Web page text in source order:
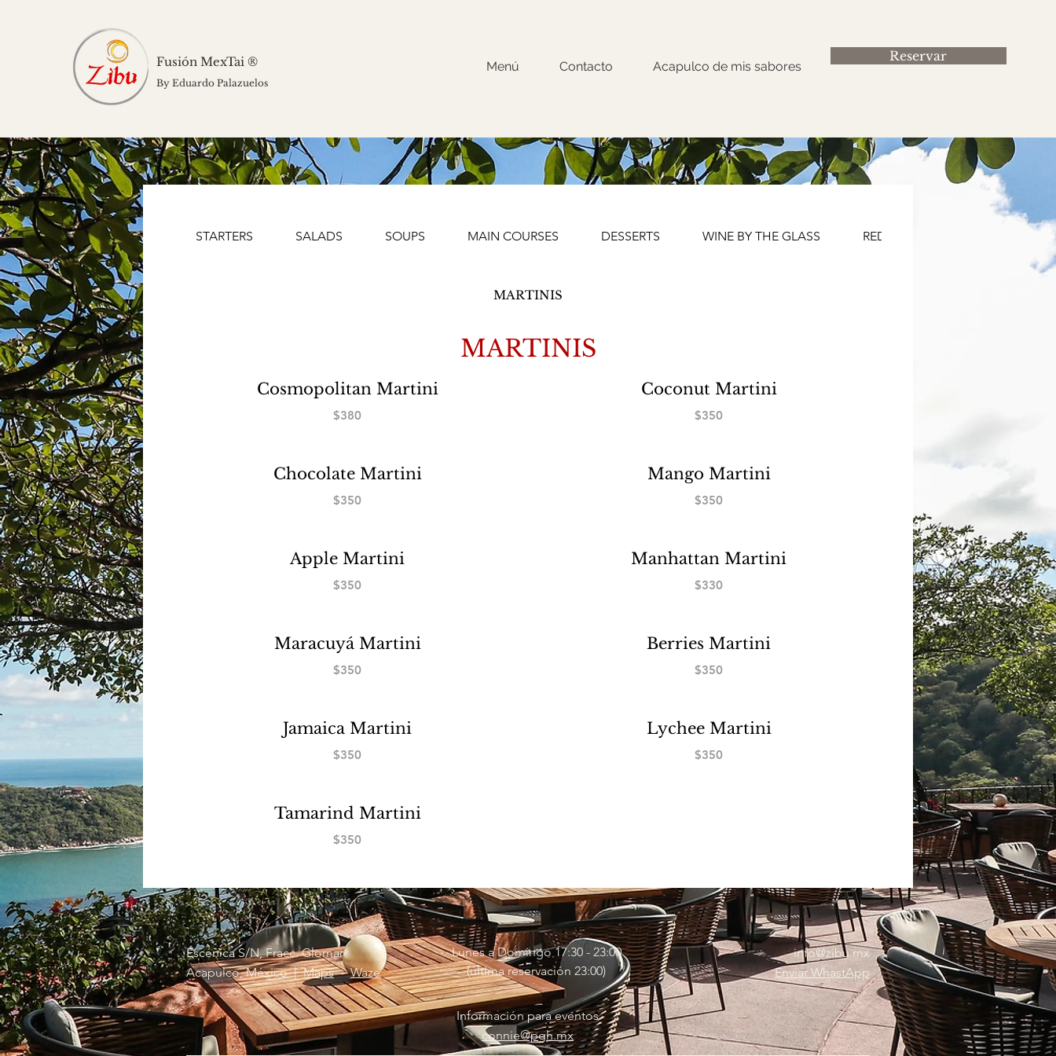
Fusión MexTai ®
By Eduardo Palazuelos
Menú Contacto Acapulco de mis sabores
Reservar
STARTERS SALADS SOUPS MAIN COURSES DESSERTS WINE BY THE GLASS RED WINES
MARTINIS
MARTINIS
Cosmopolitan Martini
$380
Coconut Martini
$350
Chocolate Martini
$350
Mango Martini
$350
Apple Martini
$350
Manhattan Martini
$330
Maracuyá Martini
$350
Berries Martini
$350
Jamaica Martini
$350
Lychee Martini
$350
Tamarind Martini
$350
Escénica S/N, Fracc. Glomar
Acapulco, México |Maps -Waze
Lunes a Domingo 17:30 - 23:00
​(última reservación 23:00)
info@zibu.mx
Enviar WhastApp
Información para eventos
connie@pgh.mx